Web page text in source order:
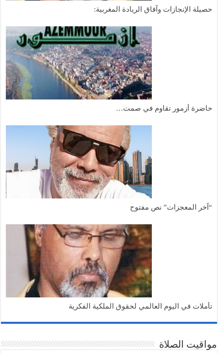
حصيلة الإنجازات وآفاق الريادة المغربية:
حاضرة أزمور تقاوم في صمت…
“آخر المعجزات” نص مفتوح
تأملات في اليوم العالمي لحقوق الملكية الفكرية
مواقيت الصلاة